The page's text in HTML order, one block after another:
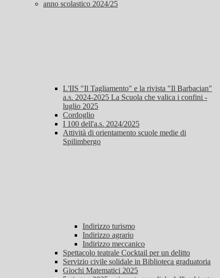
anno scolastico 2024/25
L'IIS "Il Tagliamento" e la rivista "Il Barbacian"
a.s. 2024-2025 La Scuola che valica i confini -
luglio 2025
Cordoglio
I 100 dell'a.s. 2024/2025
Attività di orientamento scuole medie di
Spilimbergo
Indirizzo turismo
Indirizzo agrario
Indirizzo meccanico
Spettacolo teatrale Cocktail per un delitto
Servizio civile solidale in Biblioteca graduatoria
Giochi Matematici 2025